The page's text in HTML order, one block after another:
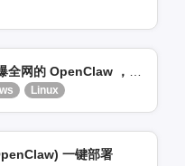
Linux
一键部署